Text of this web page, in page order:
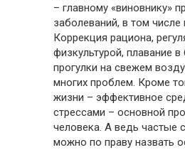
– главному «виновнику»
заболеваний, в том числе
Коррекция рациона,
физкультурой, плавание
прогулки на свежем
многих проблем. Кроме
жизни – эффективное
стрессами – основной
человека. А ведь частые
можно по праву назвать